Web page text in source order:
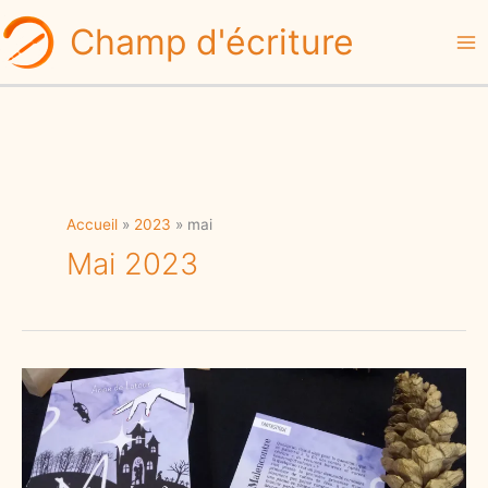
au
contenu
Champ d'écriture
Accueil 2023 mai
Mai 2023
Publier
roman :
autoédition